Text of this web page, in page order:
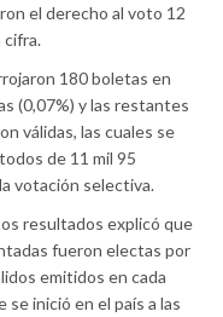
el derecho al voto 12
cifra.
180 boletas en
(0,07%) y las restantes
válidas, las cuales se
de 11 mil 95
votación selectiva.
resultados explicó que
fueron electas por
emitidos en cada
se inició en el país a las